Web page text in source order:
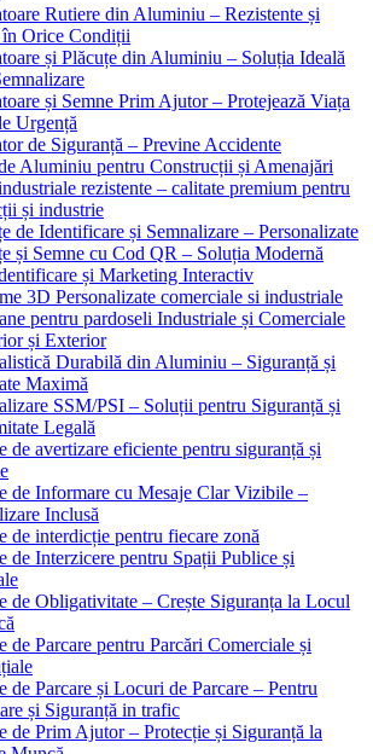
Rutiere din Aluminiu – Rezistente și
Orice Condiții
și Plăcuțe din Aluminiu – Soluția Ideală
și Semne Prim Ajutor – Protejează Viața
Urgență
de Siguranță – Previne Accidente
Aluminiu pentru Construcții și Amenajări
rezistente – calitate premium pentru
și industrie
de Identificare și Semnalizare – Personalizate
și Semne cu Cod QR – Soluția Modernă
și Marketing Interactiv
3D Personalizate comerciale si industriale
pentru pardoseli Industriale și Comerciale
și Exterior
Durabilă din Aluminiu – Siguranță și
Maximă
SSM/PSI – Soluții pentru Siguranță și
Legală
de avertizare eficiente pentru siguranță și
de Informare cu Mesaje Clar Vizibile –
Inclusă
de interdicție pentru fiecare zonă
de Interzicere pentru Spații Publice și
de Obligativitate – Crește Siguranța la Locul
de Parcare pentru Parcări Comerciale și
de Parcare și Locuri de Parcare – Pentru
și Siguranță in trafic
de Prim Ajutor – Protecție și Siguranță la